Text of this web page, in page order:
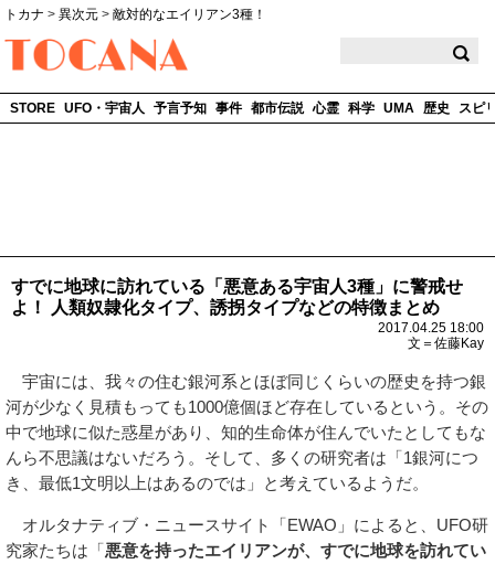
トカナ > 異次元 > 敵対的なエイリアン3種！
STORE UFO・宇宙人 予言予知 事件 都市伝説 心霊 科学 UMA 歴史 スピ
すでに地球に訪れている「悪意ある宇宙人3種」に警戒せ
よ！ 人類奴隷化タイプ、誘拐タイプなどの特徴まとめ
2017.04.25 18:00
文＝佐藤Kay
宇宙には、我々の住む銀河系とほぼ同じくらいの歴史を持つ銀
河が少なく見積もっても1000億個ほど存在しているという。その
中で地球に似た惑星があり、知的生命体が住んでいたとしてもな
んら不思議はないだろう。そして、多くの研究者は「1銀河につ
き、最低1文明以上はあるのでは」と考えているようだ。
オルタナティブ・ニュースサイト「EWAO」によると、UFO研
究家たちは「悪意を持ったエイリアンが、すでに地球を訪れてい